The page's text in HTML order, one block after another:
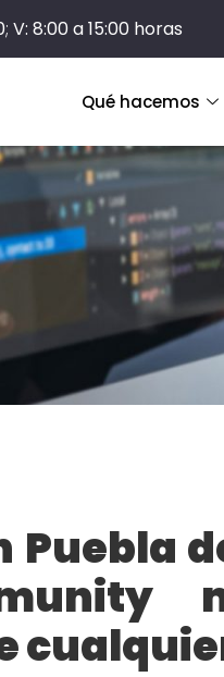
; V: 8:00 a 15:00 horas
Qué hacemos
Puebla